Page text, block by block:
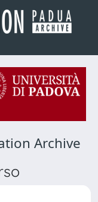
Archive